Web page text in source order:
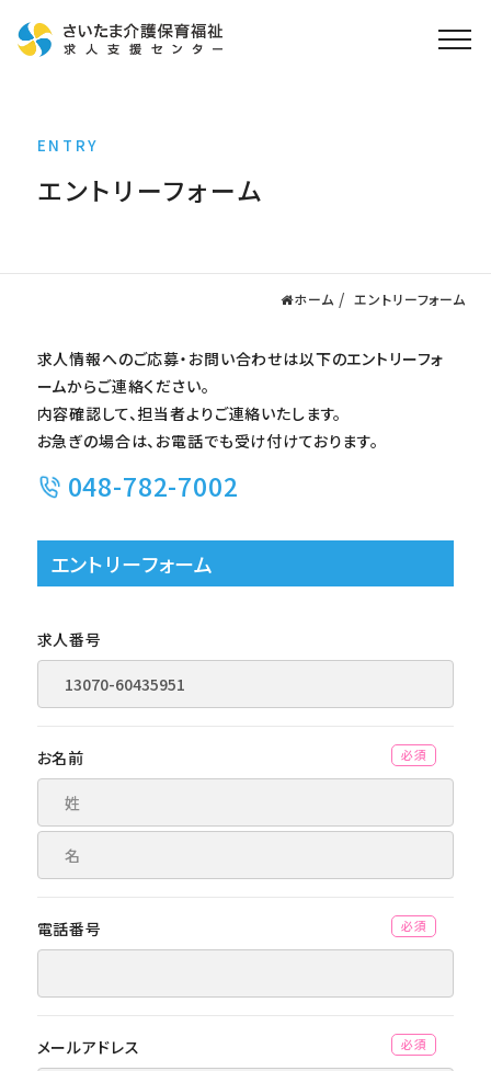
求人検索
就職・転職支援
無料
ご利用の流れ
よくある質問
運営会社情報
プライバシーポリシー
ENTRY
エントリーフォーム
ホーム エントリーフォーム
求人情報へのご応募・お問い合わせは以下のエントリーフォ
ームからご連絡ください。
内容確認して、担当者よりご連絡いたします。
お急ぎの場合は、お電話でも受け付けております。
048-782-7002
エントリーフォーム
求人番号
お名前 (必須)
電話番号 (必須)
メールアドレス (必須)